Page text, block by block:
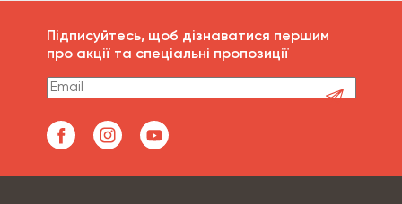
Підписуйтесь, щоб дізнаватися першим
про акції та спеціальні пропозиції